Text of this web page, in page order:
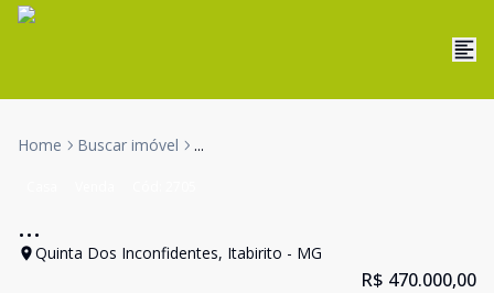
Home Buscar imóvel ...
...
Quinta Dos Inconfidentes, Itabirito - MG
R$ 470.000,00